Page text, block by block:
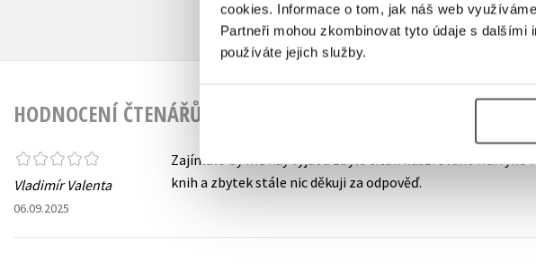
cookies. Informace o tom, jak náš web
Partneři mohou zkombinovat tyto údaje s
používáte jejich služby.
HODNOCENÍ ČTENÁŘŮ
Vladimír Valenta
06.09.2025
Zajímalo by mě kdy vyjdou zbylé tituli iluszrované Harryho
knih a zbytek stále nic děkuji za odpověď.